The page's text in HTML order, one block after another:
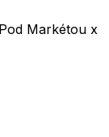
Markétou x